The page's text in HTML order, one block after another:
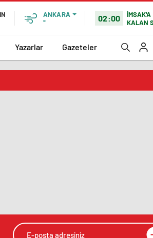
ANKARA
°
02:00
İMSAK'A
KALAN
Yazarlar Gazeteler